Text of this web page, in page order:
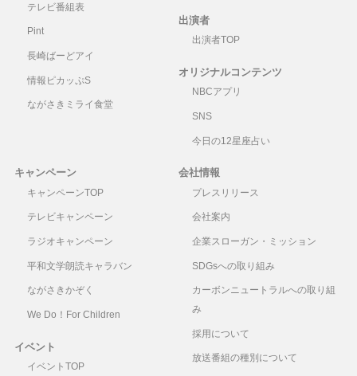
テレビ番組表
Pint
長崎ばーどアイ
情報ピカッぷS
ながさきミライ食堂
出演者
出演者TOP
オリジナルコンテンツ
NBCアプリ
SNS
今日の12星座占い
キャンペーン
キャンペーンTOP
テレビキャンペーン
ラジオキャンペーン
平和文学朗読キャラバン
ながさきかぞく
We Do！For Children
イベント
イベントTOP
会社情報
プレスリリース
会社案内
企業スローガン・ミッション
SDGsへの取り組み
カーボンニュートラルへの取り組
み
採用について
放送番組の種別について